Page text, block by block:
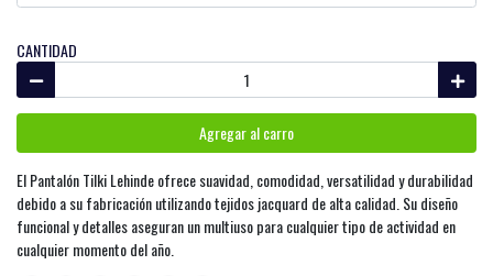
CANTIDAD
Agregar al carro
El Pantalón Tilki Lehinde ofrece suavidad, comodidad, versatilidad y durabilidad
debido a su fabricación utilizando tejidos jacquard de alta calidad. Su diseño
funcional y detalles aseguran un multiuso para cualquier tipo de actividad en
cualquier momento del año.